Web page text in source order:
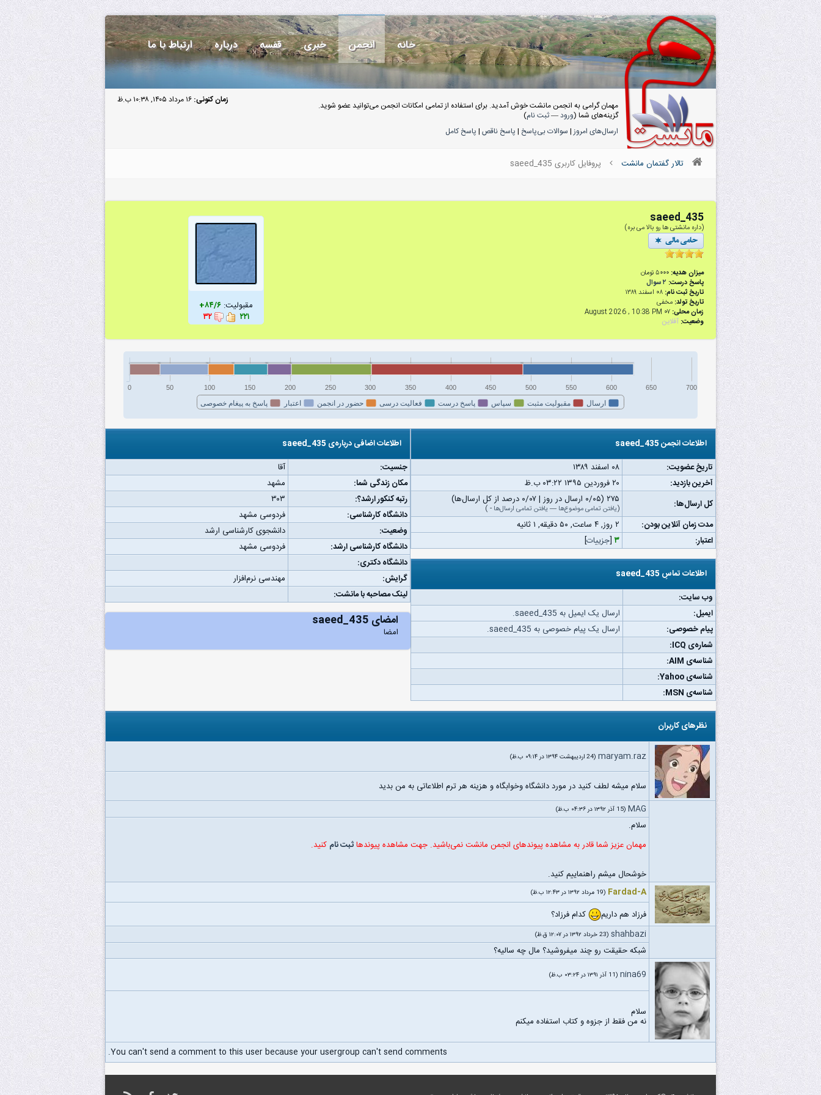
خانه انجمن خبری قفسه درباره ارتباط با ما
زمان کنونی: ۱۶ مرداد ۱۴۰۵, ۱۰:۳۸ ب.ظ
مهمان گرامی به انجمن مانشت خوش آمدید. برای استفاده از تمامی امکانات انجمن می‌توانید عضو شوید.
گزینه‌های شما (ورود—ثبت نام)
ارسال‌های امروز| سوالات بی‌پاسخ | پاسخ ناقص | پاسخ کامل
تالار گفتمان مانشت پروفایل کاربری saeed_435
saeed_435
(داره مانشتی ها رو بالا می بره)
میزان هدیه: ۵۰۰۰ تومان
پاسخ درست: ۲ سوال
تاریخ ثبت نام: ۰۸ اسفند ۱۳۸۹
تاریخ تولد: مخفی
زمان محلی: ۰۷ August 2026 , 10:38 PM
وضعیت: آفلاین
مقبولیت: ۸۴/۶+
۲۲۱
۳۲
ارسال مقبولیت مثبت سپاس پاسخ درست فعالیت درسی حضور در انجمن اعتبار پاسخ به پیغام خصوصی
0 50 100 150 200 250 300 350 400 450 500 550 600 650 700
اطلاعات انجمن saeed_435
تاریخ عضویت:
۰۸ اسفند ۱۳۸۹
آخرین بازدید:
۲۰ فروردین ۱۳۹۵ ۰۳:۲۲ ب.ظ
کل ارسال‌ها:
۲۷۵ (۰/۰۵ ارسال در روز | ۰/۰۷ درصد از کل ارسال‌ها)
(یافتن تمامی موضوع‌ها — یافتن تمامی ارسال‌ها -
)
مدت زمان آنلاین بودن:
۲ روز, ۴ ساعت, ۵۰ دقیقه, ۱ ثانیه
اعتبار:
۳ [جزییات]
اطلاعات تماسِ saeed_435
وب‌ سایت:
ایمیل:
ارسال یک ایمیل به saeed_435.
پیام خصوصی:
ارسال یک پیام خصوصی به saeed_435.
شماره‌ی ICQ:
شناسه‌ی AIM:
شناسه‌ی Yahoo:
شناسه‌ی MSN:
اطلاعات اضافی درباره‌ی saeed_435
جنسیت:
آقا
مکان زندگی شما:
مشهد
رتبه کنکور ارشد؟:
۳۰۳
دانشگاه کارشناسی:
فردوسی مشهد
وضعیت:
دانشجوی کارشناسی ارشد
دانشگاه کارشناسی ارشد:
فردوسی مشهد
دانشگاه دکتری:
گرایش:
مهندسی نرم‌افزار
لینک مصاحبه با مانشت:
امضای saeed_435
امضا
نظرهای کاربران
maryam.raz (24 اردیبهشت ۱۳۹۴ در ۰۹:۱۴ ب.ظ)
سلام میشه لطف کنید در مورد دانشگاه وخوابگاه و هزینه هر ترم اطلاعاتی به من بدید
MAG (15 آذر ۱۳۹۲ در ۰۴:۳۶ ب.ظ)
سلام.
مهمان عزیز شما قادر به مشاهده پیوندهای انجمن مانشت نمی‌باشید. جهت مشاهده پیوندهاثبت نام کنید.
خوشحال میشم راهنماییم کنید.
Fardad-A (19 مرداد ۱۳۹۲ در ۱۲:۴۳ ب.ظ)
فرزاد هم داریم
کدام فرزاد؟
shahbazi (23 خرداد ۱۳۹۲ در ۱۲:۰۷ ق.ظ)
شبکه حقیقت رو چند میفروشید؟ مال چه سالیه؟
nina69 (11 آذر ۱۳۹۱ در ۰۳:۲۴ ب.ظ)
سلام
نه من فقط از جزوه و کتاب استفاده میکنم
You can't send a comment to this user because your usergroup can't send comments.